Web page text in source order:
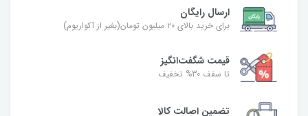
ارسال رایگان
برای خرید بالای ۲۰ میلیون تومان(بغیر از آکواریوم)
قیمت شگفت‌انگیز
تا سقف 30% تخفیف
تضمین اصالت کالا